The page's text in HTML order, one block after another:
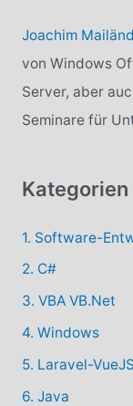
n
n
a
c
Joachim
von Windows
Server, aber
Seminare für
Kategorien
1. Software-
2. C#
3. VBA VB.Net
4. Windows
5. Laravel-VueJS
6. Java